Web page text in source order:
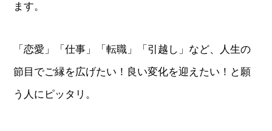
ます。
「恋愛」「仕事」「転職」「引越し」など、人生の
節目でご縁を広げたい！良い変化を迎えたい！と願
う人にピッタリ。